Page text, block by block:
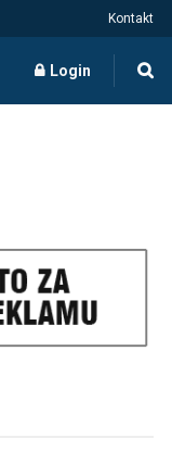
Kontakt
Login